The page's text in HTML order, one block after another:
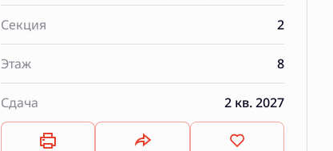
Секция 2
Этаж 8
Сдача 2 кв. 2027